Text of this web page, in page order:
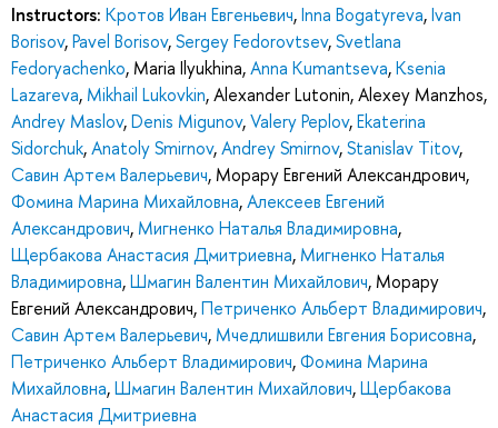
Instructors: Кротов Иван Евгеньевич,Inna Bogatyreva,Ivan
Borisov,Pavel Borisov,Sergey Fedorovtsev,Svetlana
Fedoryachenko, Maria Ilyukhina,Anna Kumantseva,Ksenia
Lazareva, Mikhail Lukovkin,Alexander Lutonin,Alexey Manzhos,
Andrey Maslov,Denis Migunov,Valery Peplov,Ekaterina
Sidorchuk,Anatoly Smirnov,Andrey Smirnov,Stanislav Titov,
Савин Артем Валерьевич, Морару Евгений Александрович,
Фомина Марина Михайловна,Алексеев Евгений
Александрович, Мигненко Наталья Владимировна,
Щербакова Анастасия Дмитриевна, Мигненко Наталья
Владимировна,Шмагин Валентин Михайлович, Морару
Евгений Александрович,Петриченко Альберт Владимирович,
Савин Артем Валерьевич, Мчедлишвили Евгения Борисовна,
Петриченко Альберт Владимирович,Фомина Марина
Михайловна,Шмагин Валентин Михайлович,Щербакова
Анастасия Дмитриевна